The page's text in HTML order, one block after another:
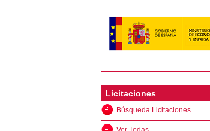
Licitaciones
Búsqueda Licitaciones